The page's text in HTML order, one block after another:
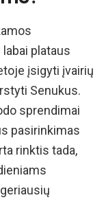
plataus
įsigyti įvairių
Senukus.
sprendimai
pasirinkimas
rinktis tada,